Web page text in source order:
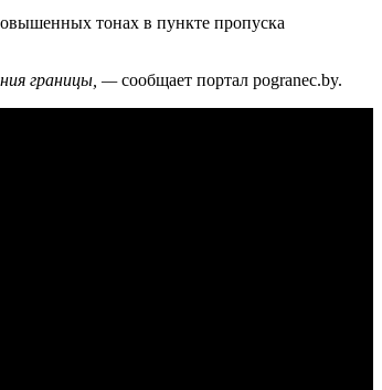
тонах в пункте пропуска
границы, —сообщает портал pogranec.by.